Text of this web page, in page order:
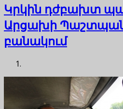
Կրկին դժբախտ
Արցախի
բանակում